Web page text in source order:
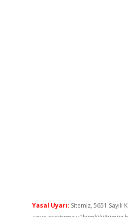
Yasal Uyarı: Sitemiz, 5651